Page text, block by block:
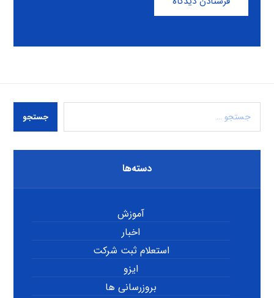
جستجو
دسته‌ها
آموزش
اخبار
استعلام ثبت شرکت
ایزو
بروزرسانی ها